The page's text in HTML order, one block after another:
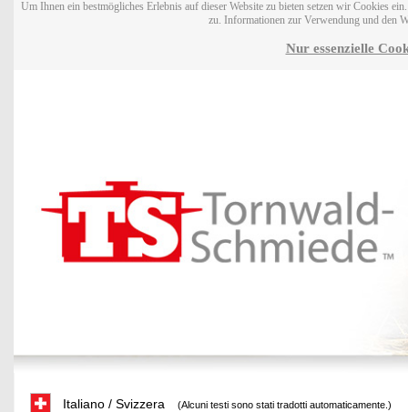
Um Ihnen ein bestmögliches Erlebnis auf dieser Website zu bieten setzen wir Cookies
zu. Informationen zur Verwendung und den
Nur essenzielle
Italiano / Svizzera (Alcuni testi sono stati tradotti automaticamente.)